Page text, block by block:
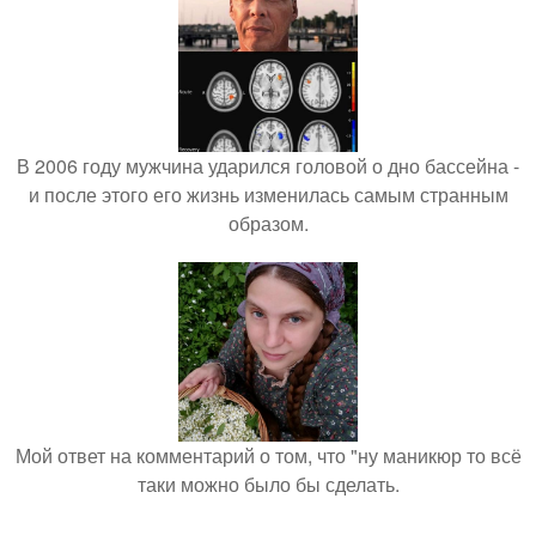
В 2006 году мужчина ударился головой о дно бассейна -
и после этого его жизнь изменилась самым странным
образом.
Мой ответ на комментарий о том, что "ну маникюр то всё
таки можно было бы сделать.